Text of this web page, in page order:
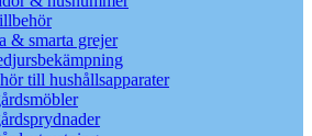
& smarta grejer
till hushållsapparater